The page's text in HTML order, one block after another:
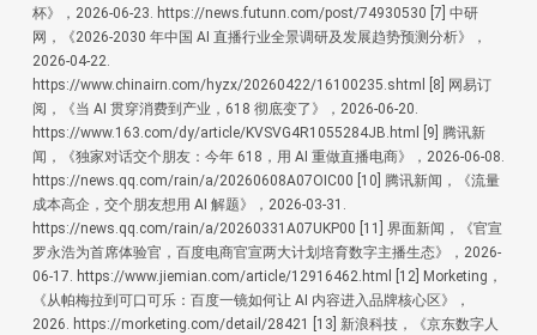
杯》，2026-06-23. https://news.futunn.com/post/74930530 [7] 中研
网，《2026-2030 年中国 AI 直播行业全景调研及发展趋势预测分析》，
2026-04-22.
https://www.chinairn.com/hyzx/20260422/16100235.shtml
[8] 网易订
阅，《当 AI 贯穿消费到产业，618 彻底变了》，2026-06-20.
https://www.163.com/dy/article/KVSVG4R1055284JB.html
[9] 腾讯新
闻，《独家对话交个朋友：今年 618，用 AI 重做直播电商》，2026-06-08.
https://news.qq.com/rain/a/20260608A07OIC00 [10] 腾讯新闻，《流量
成本高企，交个朋友想用 AI 解题》，2026-03-31.
https://news.qq.com/rain/a/20260331A07UKP00 [11] 界面新闻，《官宣
罗永浩为首席体验官，百度电商官宣两大计划培育数字主播生态》，2026-
06-17. https://www.jiemian.com/article/12916462.html
[12] Morketing，
《从帕梅拉到可口可乐：百度一镜如何让 AI 内容进入品牌核心区》，
2026. https://morketing.com/detail/28421
[13] 新浪科技，《京东数字人